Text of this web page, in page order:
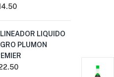
LIQUIDO
PLUMON